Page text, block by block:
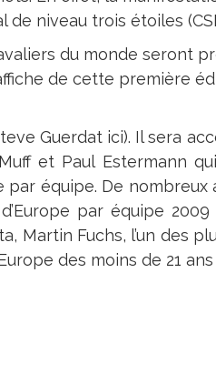
niveau trois étoiles
du monde seront
de cette première
Guerdat ici). Il sera
et Paul Estermann
par équipe. De
par équipe
Martin Fuchs, l’un des
des moins de 21